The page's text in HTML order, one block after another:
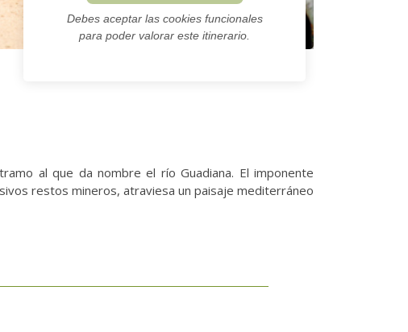
Debes aceptar las cookies funcionales
para poder valorar este itinerario.
al que da nombre el río Guadiana. El imponente
restos mineros, atraviesa un paisaje mediterráneo